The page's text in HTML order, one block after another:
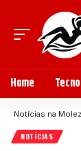
Home
Notícias na
NOTÍCIAS